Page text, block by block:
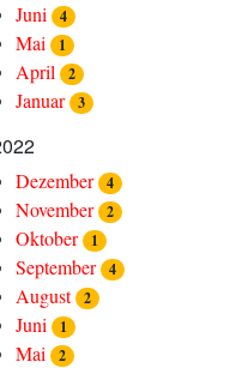
Juni 4
Mai 1
April 2
Januar 3
Dezember 4
November 2
Oktober 1
September 4
August 2
Juni 1
Mai 2